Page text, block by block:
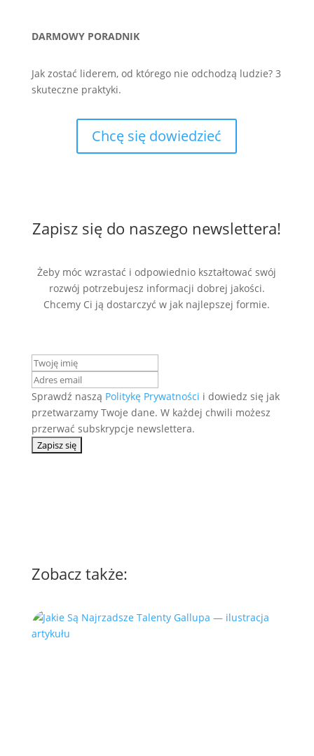
DARMOWY PORADNIK
Jak zostać liderem, od którego nie odchodzą ludzie? 3
skuteczne praktyki.
Chcę się dowiedzieć
Zapisz się do naszego newslettera!
Żeby móc wzrastać i odpowiednio kształtować swój
rozwój potrzebujesz informacji dobrej jakości.
Chcemy Ci ją dostarczyć w jak najlepszej formie.
Sprawdź naszą Politykę Prywatności i dowiedz się jak
przetwarzamy Twoje dane. W każdej chwili możesz
przerwać subskrypcje newslettera.
Zobacz także: